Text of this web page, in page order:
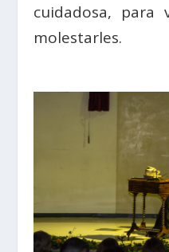
cuidadosa, para
molestarles.